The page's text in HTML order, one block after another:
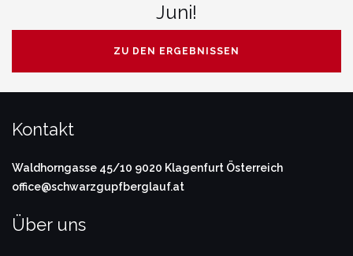
Juni!
ZU DEN ERGEBNISSEN
Kontakt
Waldhorngasse 45/10 9020 Klagenfurt Österreich
office@schwarzgupfberglauf.at
Über uns